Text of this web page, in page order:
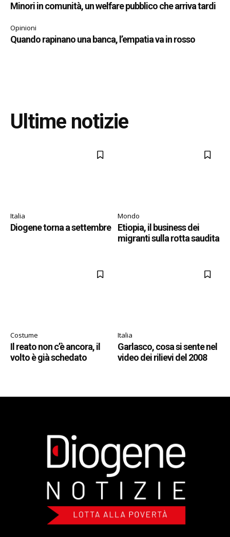
Minori in comunità, un welfare pubblico che arriva tardi
Opinioni
Quando rapinano una banca, l’empatia va in rosso
Ultime notizie
Italia
Diogene torna a settembre
Mondo
Etiopia, il business dei
migranti sulla rotta saudita
Costume
Il reato non c’è ancora, il
volto è già schedato
Italia
Garlasco, cosa si sente nel
video dei rilievi del 2008